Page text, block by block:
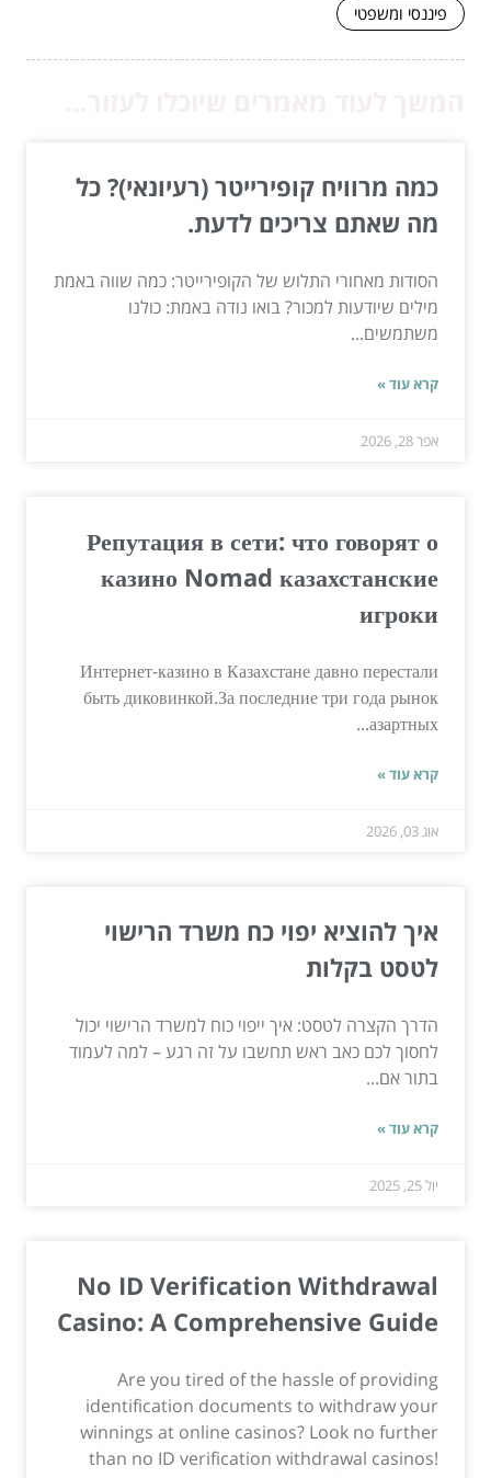
פיננסי ומשפטי
כמה מרוויח קופירייטר (רעיונאי)? כל
מה שאתם צריכים לדעת.
הסודות מאחורי התלוש של הקופירייטר: כמה שווה באמת
מילים שיודעות למכור? בואו נודה באמת: כולנו
משתמשים...
קרא עוד »
אפר 28, 2026
Репутация в сети: что говорят о
казино Nomad казахстанские
игроки
Интернет-казино в Казахстане давно перестали
быть диковинкой.За последние три года рынок
азартных...
קרא עוד »
אוג 03, 2026
איך להוציא יפוי כח משרד הרישוי
לטסט בקלות
הדרך הקצרה לטסט: איך ייפוי כוח למשרד הרישוי יכול
לחסוך לכם כאב ראש תחשבו על זה רגע – למה לעמוד
בתור אם...
קרא עוד »
יול 25, 2025
No ID Verification Withdrawal
Casino: A Comprehensive Guide
Are you tired of the hassle of providing
identification documents to withdraw your
winnings at online casinos? Look no further
than no ID verification withdrawal casinos!